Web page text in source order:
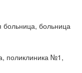
больница, больница
поликлиника №1,